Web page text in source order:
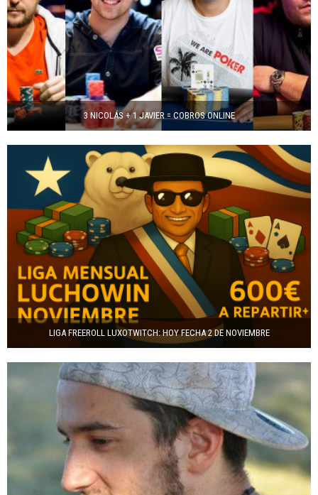
3 NICOLÁS + 1 JAVIER = COBROS ONLINE
LIGA FREEROLL LUXOTWITCH: HOY FECHA 2 DE NOVIEMBRE